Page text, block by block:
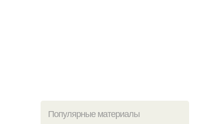
Популярные материалы